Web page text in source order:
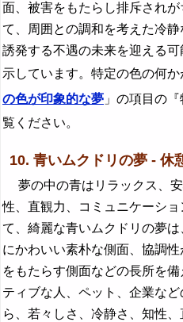
面、被害をもたらし排斥され
て、周囲との調和を考えた冷
誘発する不遇の未来を迎える
示しています。特定の色の何か
の色が印象的な夢 」の項目の
覧ください。
10. 青いムクドリの夢 - 休
夢の中の青はリラックス、
性、直観力、コミュニケーシ
て、綺麗な青いムクドリの夢
にかわいい素朴な側面、協調
をもたらす側面などの長所を
ティブな人、ペット、企業な
ら、若々しさ、冷静さ、知性